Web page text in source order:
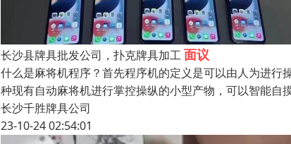
长沙县牌具批发公司，扑克牌具加工面议
什么是麻将机程序？首先程序机的定义是可以由人为进
种现有自动麻将机进行掌控操纵的小型产物，可以智能
长沙千胜牌具公司
23-10-24 02:54:01